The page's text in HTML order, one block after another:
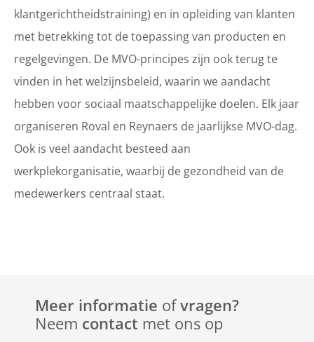
klantgerichtheidstraining) en in opleiding van klanten
met betrekking tot de toepassing van producten en
regelgevingen. De MVO-principes zijn ook terug te
vinden in het welzijnsbeleid, waarin we aandacht
hebben voor sociaal maatschappelijke doelen. Elk jaar
organiseren Roval en Reynaers de jaarlijkse MVO-dag.
Ook is veel aandacht besteed aan
werkplekorganisatie, waarbij de gezondheid van de
medewerkers centraal staat.
Meer informatie ofvragen?
Neem contact met ons op